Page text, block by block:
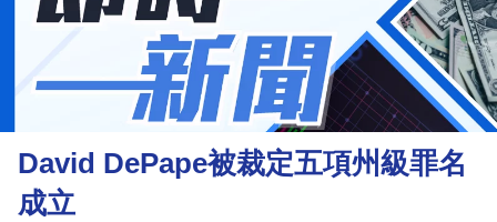
資
樓
市
財
David DePape被裁定五項州級罪名
成立